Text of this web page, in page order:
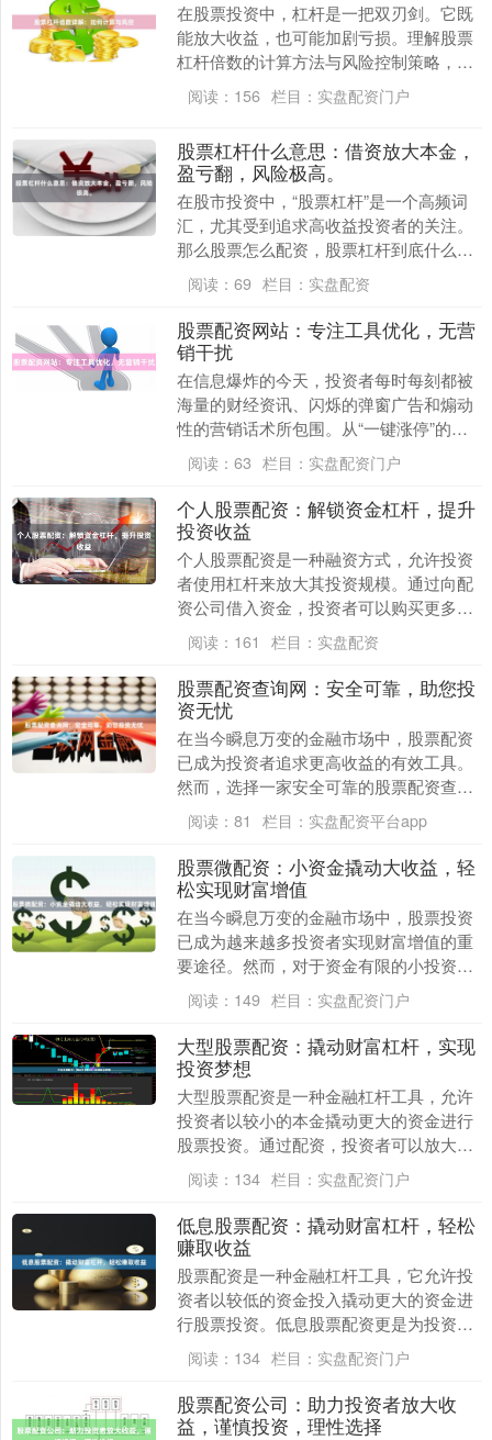
在股票投资中，杠杆是一把双刃剑。它既
能放大收益，也可能加剧亏损。理解股票
杠杆倍数的计算方法与风险控制策略，是
每位投资者必备的生存技能。本文将为你
系统梳理杠杆倍数....
阅读： 156 栏目： 实盘配资门户
股票杠杆什么意思：借资放大本金，
盈亏翻，风险极高。
在股市投资中，“股票杠杆”是一个高频词
汇，尤其受到追求高收益投资者的关注。
那么股票怎么配资，股票杠杆到底什么意
思？简单来说，股票杠杆就是投资者向券
商或其他金融机....
阅读： 69 栏目： 实盘配资
股票配资网站：专注工具优化，无营
销干扰
在信息爆炸的今天，投资者每时每刻都被
海量的财经资讯、闪烁的弹窗广告和煽动
性的营销话术所包围。从“一键涨停”的夸
张承诺，到“专家内幕”的诱惑推送，噪音
无处不在，干....
阅读： 63 栏目： 实盘配资门户
个人股票配资：解锁资金杠杆，提升
投资收益
个人股票配资是一种融资方式，允许投资
者使用杠杆来放大其投资规模。通过向配
资公司借入资金，投资者可以购买更多股
票，从而增加潜在收益。 **杠杆的优势**
杠杆可以....
阅读： 161 栏目： 实盘配资
股票配资查询网：安全可靠，助您投
资无忧
在当今瞬息万变的金融市场中，股票配资
已成为投资者追求更高收益的有效工具。
然而，选择一家安全可靠的股票配资查询
网至关重要，以确保您的投资资金和收益
得到保障。 **....
阅读： 81 栏目： 实盘配资平台app
股票微配资：小资金撬动大收益，轻
松实现财富增值
在当今瞬息万变的金融市场中，股票投资
已成为越来越多投资者实现财富增值的重
要途径。然而，对于资金有限的小投资者
而言期货配资监管，传统股票投资往往难
以撬动可观的收益....
阅读： 149 栏目： 实盘配资门户
大型股票配资：撬动财富杠杆，实现
投资梦想
大型股票配资是一种金融杠杆工具，允许
投资者以较小的本金撬动更大的资金进行
股票投资。通过配资，投资者可以放大收
益，但同时也要承担更高的风险。 配资的
原理很简单：投....
阅读： 134 栏目： 实盘配资门户
低息股票配资：撬动财富杠杆，轻松
赚取收益
股票配资是一种金融杠杆工具，它允许投
资者以较低的资金投入撬动更大的资金进
行股票投资。低息股票配资更是为投资者
提供了低成本的融资渠道期货配资监管，
助力财富增值。 ....
阅读： 134 栏目： 实盘配资门户
股票配资公司：助力投资者放大收
益，谨慎投资，理性选择